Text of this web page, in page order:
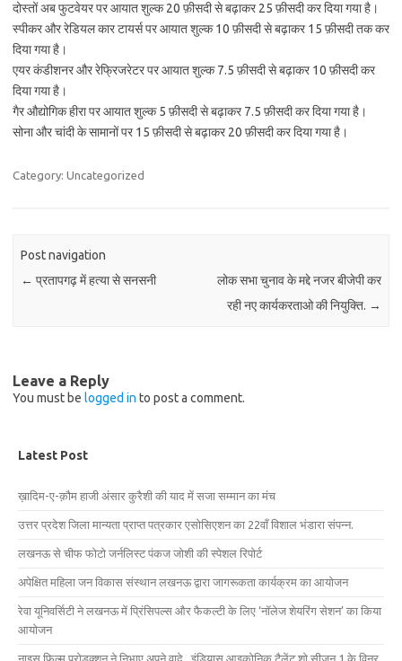
दोस्तों अब फुटवेयर पर आयात शुल्क 20 फ़ीसदी से बढ़ाकर 25 फ़ीसदी कर दिया गया है।
स्पीकर और रेडियल कार टायर्स पर आयात शुल्क 10 फ़ीसदी से बढ़ाकर 15 फ़ीसदी तक कर
दिया गया है।
एयर कंडीशनर और रेफ्रिजरेटर पर आयात शुल्क 7.5 फ़ीसदी से बढ़ाकर 10 फ़ीसदी कर
दिया गया है।
गैर औद्योगिक हीरा पर आयात शुल्क 5 फ़ीसदी से बढ़ाकर 7.5 फ़ीसदी कर दिया गया है।
सोना और चांदी के सामानों पर 15 फ़ीसदी से बढ़ाकर 20 फ़ीसदी कर दिया गया है।
Category: Uncategorized
Post navigation
← प्रतापगढ़ में हत्या से सनसनी
लोक सभा चुनाव के मद्दे नजर बीजेपी कर
रही नए कार्यकरताओ की नियुक्ति. →
Leave a Reply
You must be logged in to post a comment.
Latest Post
ख़ादिम-ए-क़ौम हाजी अंसार कुरैशी की याद में सजा सम्मान का मंच
उत्तर प्रदेश जिला मान्यता प्राप्त पत्रकार एसोसिएशन का 22वाँ विशाल भंडारा संपन्न.
लखनऊ से चीफ फोटो जर्नलिस्ट पंकज जोशी की स्पेशल रिपोर्ट
अपेक्षित महिला जन विकास संस्थान लखनऊ द्वारा जागरूकता कार्यक्रम का आयोजन
रेवा यूनिवर्सिटी ने लखनऊ में प्रिंसिपल्स और फैकल्टी के लिए ‘नॉलेज शेयरिंग सेशन’ का किया
आयोजन
नाइस फिल्म प्रोडक्शन ने निभाए अपने वादे , इंडियास आइकोनिक टैलेंट शो सीजन 1 के विनर